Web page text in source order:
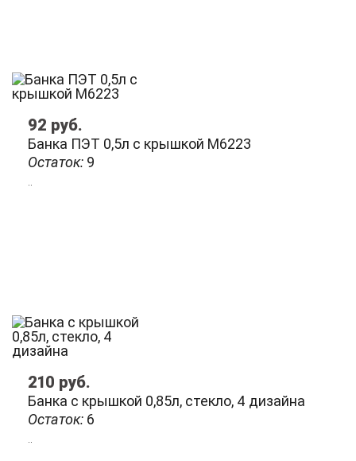
Остаток: 9
Банка ПЭТ 0,5л с крышкой М6223
92 руб.
Остаток: 6
Банка с крышкой 0,85л, стекло, 4 дизайна
210 руб.